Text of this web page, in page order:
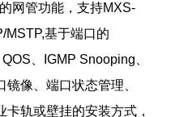
网管功能，支持MXS-
MSTP,基于端口的
、IGMP Snooping、
像、端口状态管理、
轨或壁挂的安装方式，